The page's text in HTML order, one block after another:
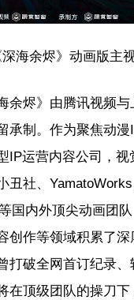
深海余烬》动画版主
余烬》由腾讯视频
承制。作为聚焦动漫
IP运营内容公司，视
丑社、YamatoWorks
国内外顶尖动画团
创作等领域积累了
打破全网首订纪录
在顶级团队的操刀下